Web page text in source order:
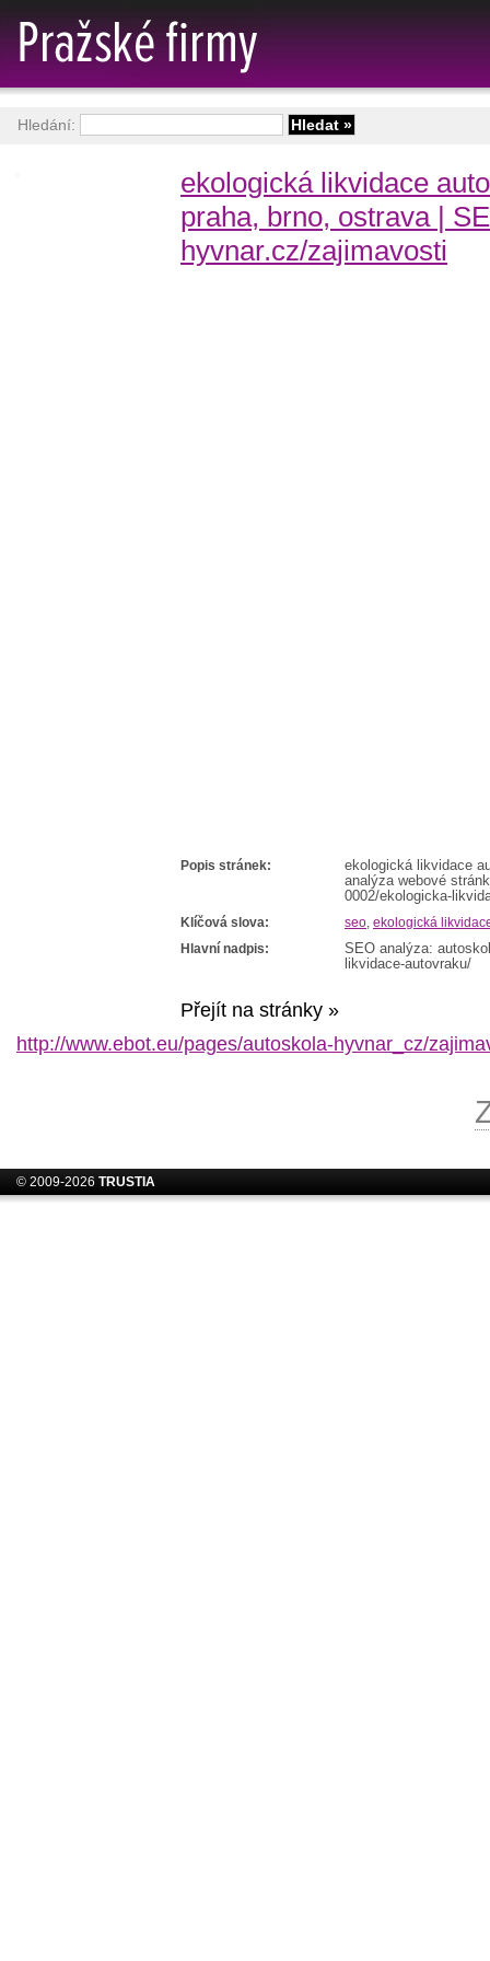
ekologická likvidace
praha, brno, ostrava |
hyvnar.cz/zajimavosti
Popis stránek:
ekologická likvidace
analýza webové
0002/ekologicka-
Klíčová slova:
seo, ekologická
Hlavní nadpis:
SEO analýza:
likvidace-autovraku/
Přejít na stránky »
http://www.ebot.eu/pages/autoskola-hyvnar_cz/
Hledání:
© 2009-2026 TRUSTIA